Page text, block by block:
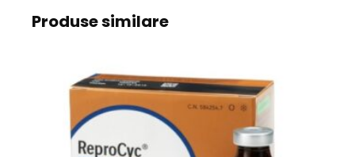
Produse similare